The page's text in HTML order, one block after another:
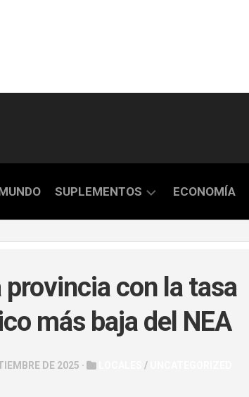
SUPLEMENTOS
DEPORTES
GALERÍA
&
ECONOMÍA
con la tasa
más baja del NEA
DE 2025 · /